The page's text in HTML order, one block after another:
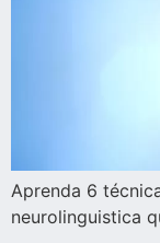
Aprenda 6
neurolinguistica